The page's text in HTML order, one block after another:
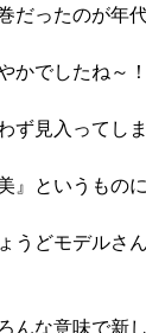
だったのが年
かでしたね～
ず見入ってし
美』というもの
うどモデルさ
んな意味で新